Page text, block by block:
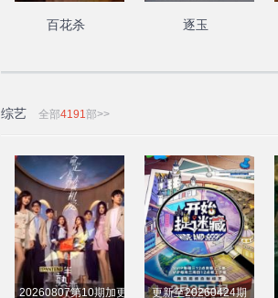
百花杀 逐玉
综艺 全部4191部>>
20260807第10期加更下 更新至20260424期